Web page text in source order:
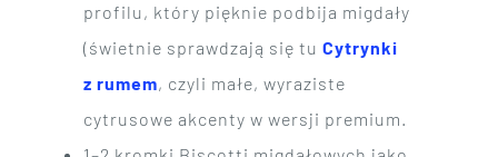
profilu, który pięknie podbija migdały
(świetnie sprawdzają się tuCytrynki
z rumem, czyli małe, wyraziste
cytrusowe akcenty w wersji premium.